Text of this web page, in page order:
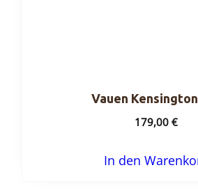
Vauen
179,00€
In den